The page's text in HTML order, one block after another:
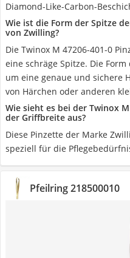
Diamond-Like-Carbon-
Wie ist die Form der Spitze
von Zwilling?
Die Twinox M 47206-401-0
eine schräge Spitze. Die
um eine genaue und sichere
von Härchen oder anderen
Wie sieht es bei der Twinox
der Griffbreite aus?
Diese Pinzette der Marke
speziell für die
Pfeilring 218500010